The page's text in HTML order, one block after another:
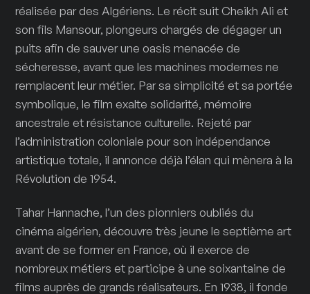
réalisée par des Algériens. Le récit suit Cheikh Ali et
son fils Mansour, plongeurs chargés de dégager un
puits afin de sauver une oasis menacée de
sécheresse, avant que les machines modernes ne
remplacent leur métier. Par sa simplicité et sa portée
symbolique, le film exalte solidarité, mémoire
ancestrale et résistance culturelle. Rejeté par
l’administration coloniale pour son indépendance
artistique totale, il annonce déjà l’élan qui mènera à la
Révolution de 1954.
Tahar Hannache, l’un des pionniers oubliés du
cinéma algérien, découvre très jeune le septième art
avant de se former en France, où il exerce de
nombreux métiers et participe à une soixantaine de
films auprès de grands réalisateurs. En 1938, il fonde